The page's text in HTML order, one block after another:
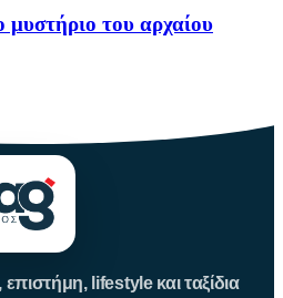
του αρχαίου
lifestyle και ταξίδια